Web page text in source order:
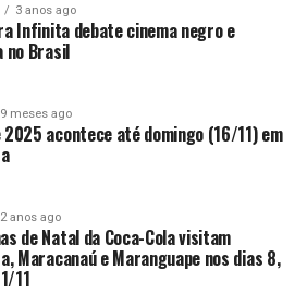
3 anos ago
Infinita debate cinema negro e
no Brasil
9 meses ago
2025 acontece até domingo (16/11) em
2 anos ago
de Natal da Coca-Cola visitam
Maracanaú e Maranguape nos dias 8,
11